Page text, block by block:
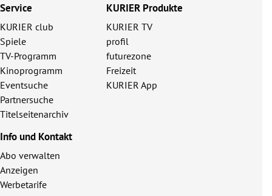
Service
KURIER club
Spiele
TV-Programm
Kinoprogramm
Eventsuche
Partnersuche
Titelseitenarchiv
KURIER Produkte
KURIER TV
profil
futurezone
Freizeit
KURIER App
Info und Kontakt
Abo verwalten
Anzeigen
Werbetarife